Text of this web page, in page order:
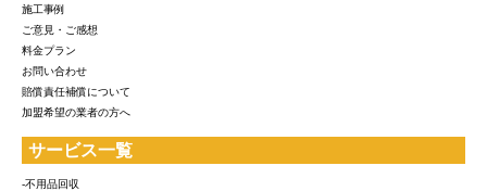
施工事例
ご意見・ご感想
料金プラン
お問い合わせ
賠償責任補償について
加盟希望の業者の方へ
サービス一覧
-不用品回収